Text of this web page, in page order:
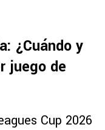
¿Cuándo y
juego de
Cup 2026